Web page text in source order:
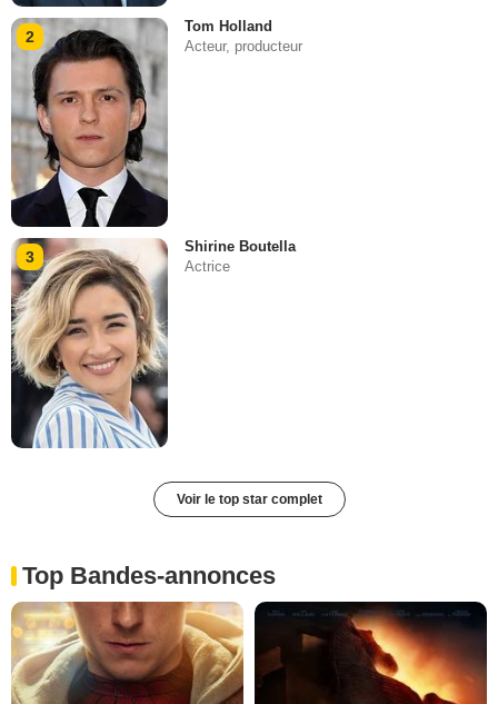
2
Tom Holland
Acteur, producteur
3
Shirine Boutella
Actrice
Voir le top star complet
Top Bandes-annonces